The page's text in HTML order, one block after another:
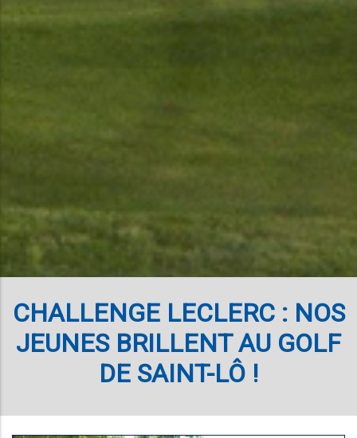
CHALLENGE LECLERC : NOS
JEUNES BRILLENT AU GOLF
DE SAINT-LÔ !